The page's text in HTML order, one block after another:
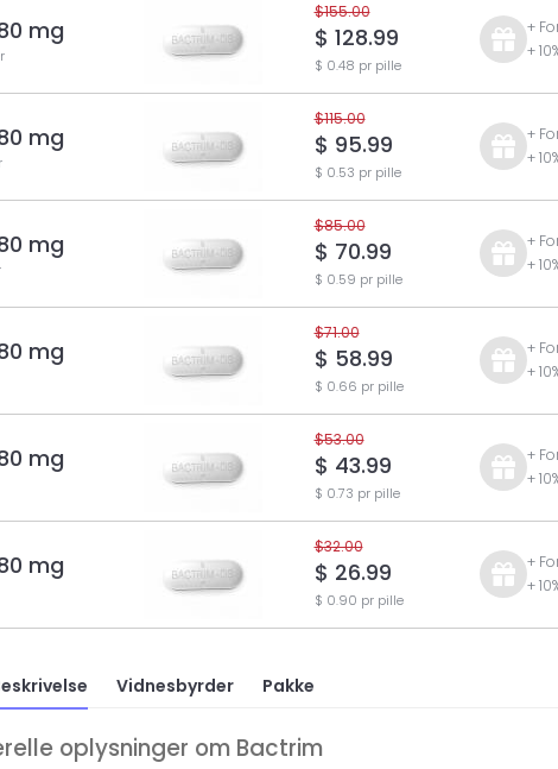
mg
$155.00
$ 128.99
$ 0.48 pr pille
+
+
mg
$115.00
$ 95.99
$ 0.53 pr pille
+
+
mg
$85.00
$ 70.99
$ 0.59 pr pille
+
+
mg
$71.00
$ 58.99
$ 0.66 pr pille
+
+
mg
$53.00
$ 43.99
$ 0.73 pr pille
+
+
mg
$32.00
$ 26.99
$ 0.90 pr pille
+
+
Vidnesbyrder Pakke
oplysninger om Bactrim